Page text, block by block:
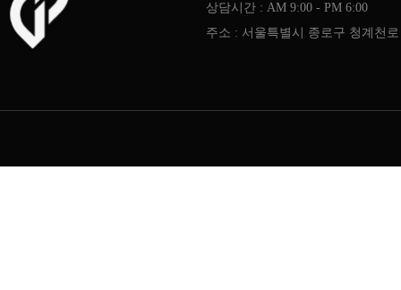
상담시간 : AM 9:00 - PM 6:00
주소 : 서울특별시 종로구 청계천로